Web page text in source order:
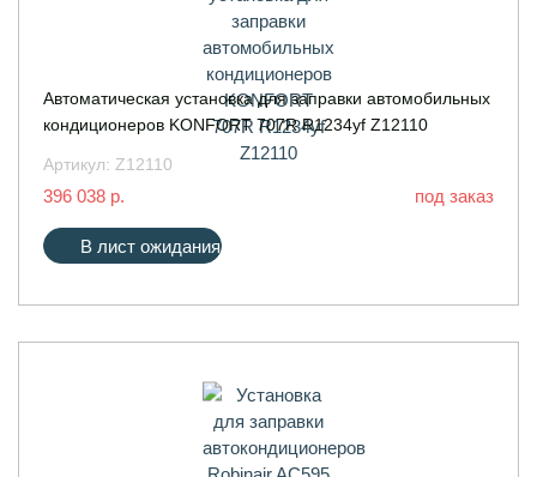
Автоматическая установка для заправки автомобильных
кондиционеров KONFORT 707R R1234yf Z12110
Артикул: Z12110
396 038 р. под заказ
В лист ожидания